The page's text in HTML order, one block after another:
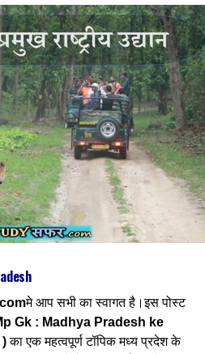
की ओर
Current Affairs E-Book –
से
एमपी में)
मे आप सभी का स्वागत है।इस पोस्ट
Gk : Madhya Pradesh ke
का एक महत्वपूर्ण टॉपिक मध्य प्रदेश के